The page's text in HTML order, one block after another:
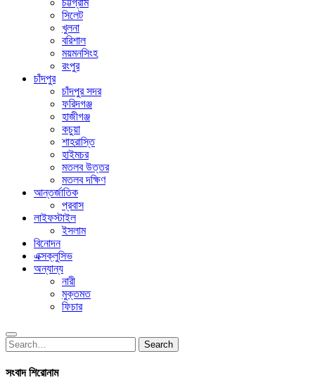
চট্টগ্রাম
সিলেট
খুলনা
বরিশাল
ময়মনসিংহ
রংপুর
চাঁদপুর
চাঁদপুর সদর
ফরিদগঞ্জ
হাজীগঞ্জ
কচুয়া
শাহরাস্তি
হাইমচর
মতলব উত্তর
মতলব দক্ষিণ
আন্তর্জাতিক
প্রবাস
লাইফস্টাইল
ইসলাম
বিনোদন
এক্সক্লুসিভ
অন্যান্য
নারী
মুক্তমত
ফিচার
Search
for:
Search
সংবাদ শিরোনাম